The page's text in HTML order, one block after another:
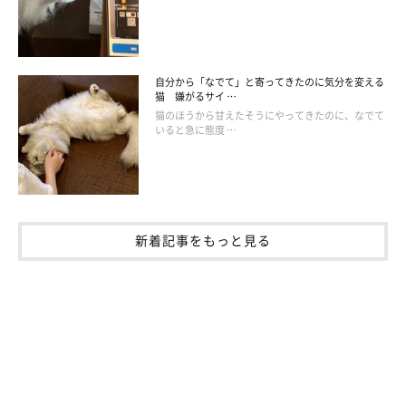
「多くの方に知っていただきたいのは、
とおっしゃるのは、キャットリボン運動の発起人で、JVCOG代表
理事の獣医師・小林哲也先生。
乳がんとはどういう病気で、何歳くらいになりやすいのか、予防
する方法はあるのかなど、飼い主が知っておくべきことを小林先
生に教えてもらいました。
愛猫を「乳がん」のリスクから守るためには、まずはわたしたち
自分から「なでて」と寄ってきたのに気分を変える
猫 嫌がるサイ …
猫のほうから甘えたそうにやってきたのに、なでて
いると急に態度 …
新着記事をもっと見る